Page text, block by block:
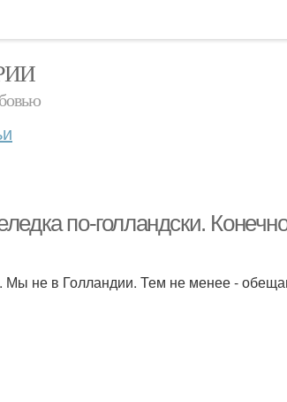
по-голландски.
не в Голландии. Тем не менее -